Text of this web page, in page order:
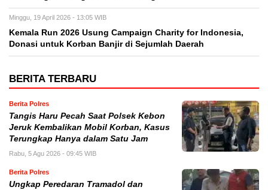
Minggu, 19 April 2026 - 13:05 WIB
Kemala Run 2026 Usung Campaign Charity for Indonesia,
Donasi untuk Korban Banjir di Sejumlah Daerah
BERITA TERBARU
Berita Polres
Tangis Haru Pecah Saat Polsek Kebon
Jeruk Kembalikan Mobil Korban, Kasus
Terungkap Hanya dalam Satu Jam
Rabu, 5 Agu 2026 - 09:45 WIB
Berita Polres
Ungkap Peredaran Tramadol dan